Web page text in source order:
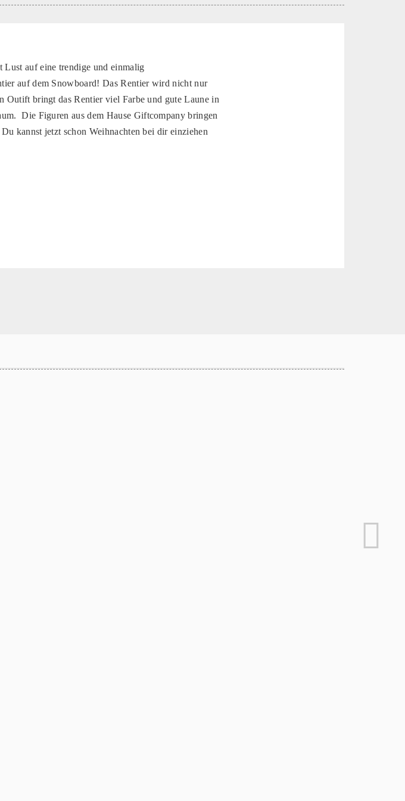
auf eine trendige und einmalig
auf dem Snowboard! Das Rentier wird nicht nur
Outift bringt das Rentier viel Farbe und gute Laune in
Die Figuren aus dem Hause Giftcompany bringen
kannst jetzt schon Weihnachten bei dir einziehen